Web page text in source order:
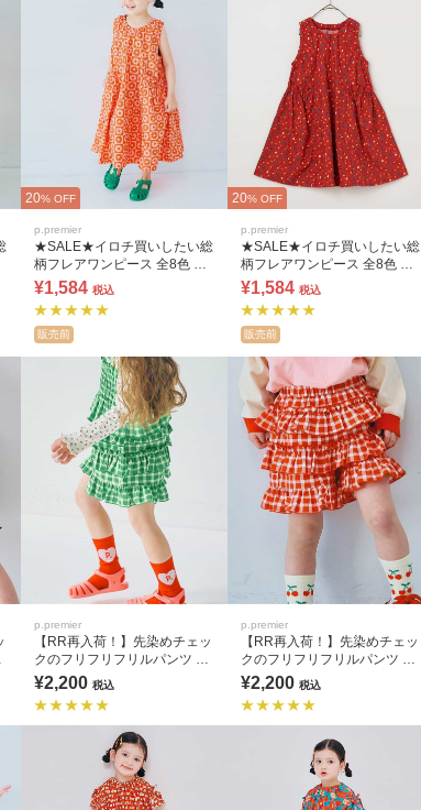
20% OFF
p.premier
★SALE★イロチ買いしたい総
柄フレアワンピース 全8色 リ
ンク
¥1,584 税込
販売前
20% OFF
p.premier
★SALE★イロチ買いしたい総
柄フレアワンピース 全8色 リ
ンク
¥1,584 税込
販売前
p.premier
【RR再入荷！】先染めチェッ
クのフリフリフリルパンツ リ
ンク セットアップ可
¥2,200 税込
p.premier
【RR再入荷！】先染めチェッ
クのフリフリフリルパンツ リ
ンク セットアップ可
¥2,200 税込